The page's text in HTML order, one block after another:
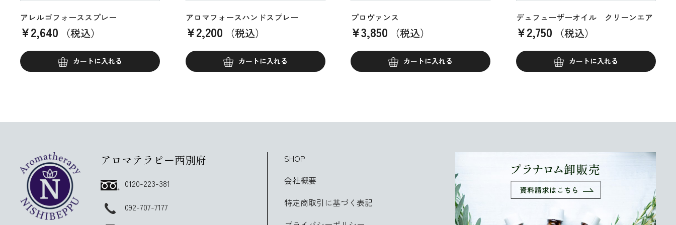
アレルゴフォーススプレー
¥2,640 （税込）
カートに入れる
アロマフォースハンドスプレー
¥2,200 （税込）
カートに入れる
プロヴァンス
¥3,850 （税込）
カートに入れる
デュフューザーオイル クリーンエア
¥2,750 （税込）
カートに入れる
アロマテラピー西別府
0120-223-381
092-707-7177
SHOP
会社概要
特定商取引に基づく表記